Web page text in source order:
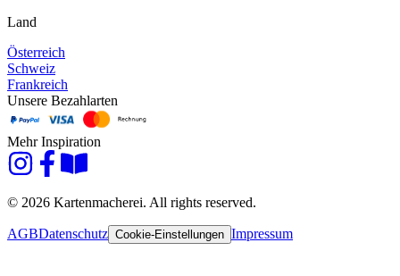
Land
Österreich
Schweiz
Frankreich
Unsere Bezahlarten
Mehr Inspiration
© 2026 Kartenmacherei. All rights reserved.
AGBDatenschutz Cookie-Einstellungen Impressum